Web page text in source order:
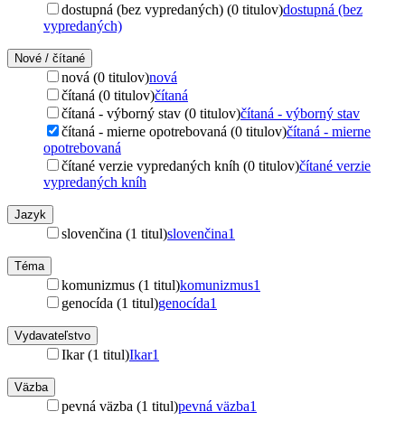
dostupná (bez vypredaných) (0 titulov)dostupná (bez
vypredaných)
Nové / čítané
nová (0 titulov)nová
čítaná (0 titulov)čítaná
čítaná - výborný stav (0 titulov)čítaná - výborný stav
čítaná - mierne opotrebovaná (0 titulov)čítaná - mierne
opotrebovaná
čítané verzie vypredaných kníh (0 titulov)čítané verzie
vypredaných kníh
Jazyk
slovenčina (1 titul)slovenčina1
Téma
komunizmus (1 titul)komunizmus1
genocída (1 titul)genocída1
Vydavateľstvo
Ikar (1 titul)Ikar1
Väzba
pevná väzba (1 titul)pevná väzba1